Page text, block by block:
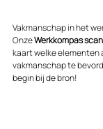
Vakmanschap in het
Onze Werkkompas scan
kaart welke elementen
vakmanschap te
begin bij de bron!